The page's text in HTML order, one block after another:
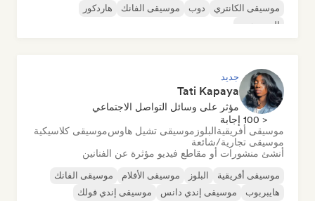
موسيقى الكانتري
دوب موسيقى الفانك
هاردكور
الهيب هوب
جديد
Tati Kapaya
مؤثر على وسائل التواصل الاجتماعي
< 100 إجابة
موسيقى أفريقيةالبلوز موسيقى تشيل هاوسموسيقى كلاسيكية
موسيقى تجارية/شائعة
أنشئ منشورات أو مقاطع فيديو مؤثرة عن الفنانين
موسيقى أفريقية البلوز موسيقى الأفلام
موسيقى الفانك
هايبربوب
موسيقى إندي دانس موسيقى إندي فولك